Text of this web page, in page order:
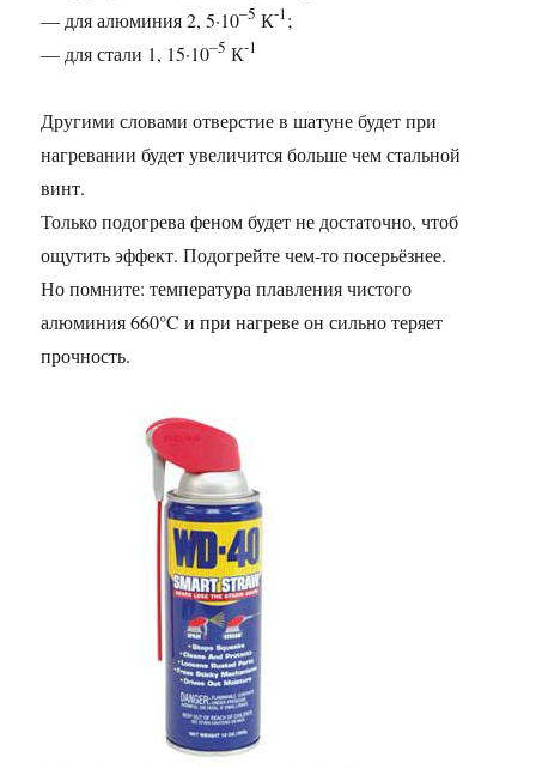
— для алюминия 2, 5·10–5 К-1;
— для стали 1, 15·10–5 К-1
Другими словами отверстие в шатуне будет при
нагревании будет увеличится больше чем стальной
винт.
Только подогрева феном будет не достаточно, чтоб
ощутить эффект. Подогрейте чем-то посерьёзнее.
Но помните: температура плавления чистого
алюминия 660°C и при нагреве он сильно теряет
прочность.